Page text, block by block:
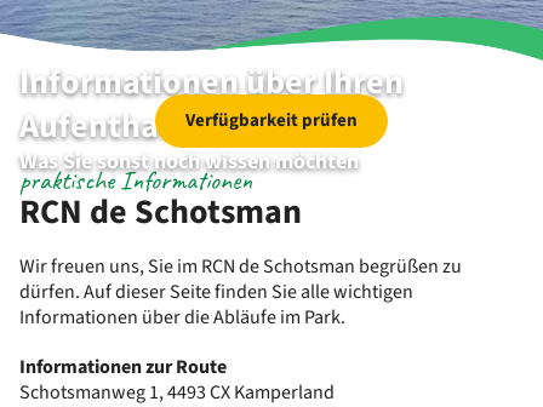
Informationen über Ihren
Aufenthalt
Was Sie sonst noch wissen möchten
Verfügbarkeit prüfen
RCN de Schotsman
praktische Informationen
Wir freuen uns, Sie im RCN de Schotsman begrüßen zu
dürfen. Auf dieser Seite finden Sie alle wichtigen
Informationen über die Abläufe im Park.
Informationen zur Route
Schotsmanweg 1, 4493 CX Kamperland